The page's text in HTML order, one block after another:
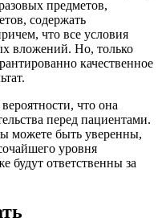
предметов,
содержать
что все условия
вложений. Но, только
качественное
что она
перед пациентами.
можете быть уверенны,
уровня
будут ответственны за